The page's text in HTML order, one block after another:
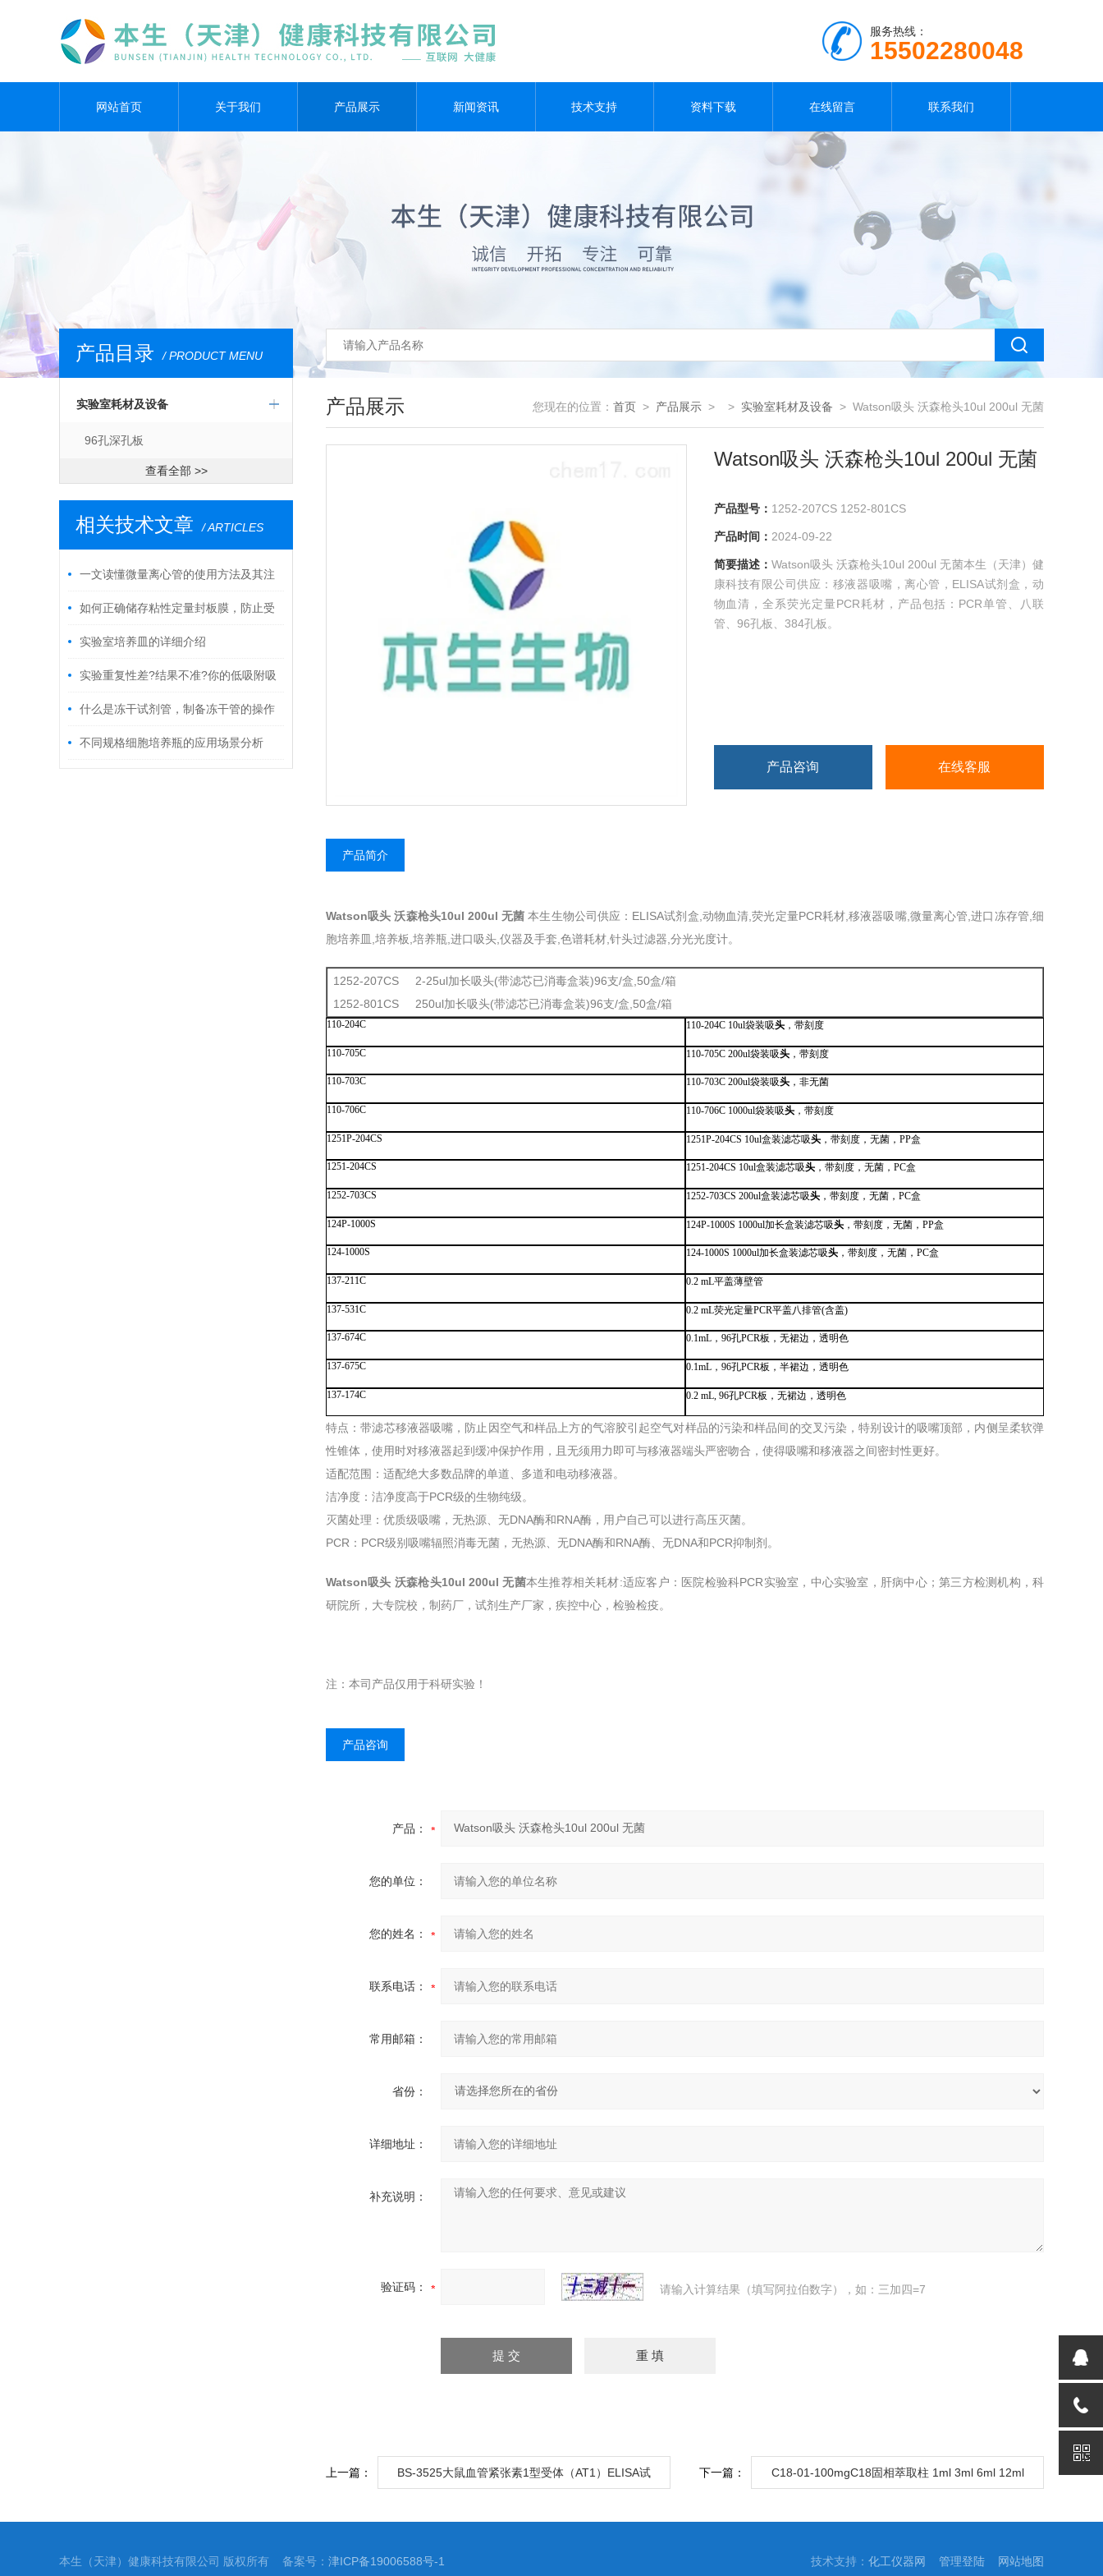
服务热线：
15502280048
网站首页 关于我们 产品展示 新闻资讯 技术支持 资料下载 在线留言 联系我们
产品目录 / PRODUCT MENU
实验室耗材及设备
96孔深孔板
查看全部 >>
相关技术文章 / ARTICLES
一文读懂微量离心管的使用方法及其注
意事项
如何正确储存粘性定量封板膜，防止受
潮?实验室培养皿的详细介绍
实验重复性差?结果不准?你的低吸附吸
头可能没选对!
什么是冻干试剂管，制备冻干管的操作
步骤您知道多少?
不同规格细胞培养瓶的应用场景分析
产品展示 您现在的位置： 首页 > 产品展示 > > 实验室耗材及设备 > Watson吸头 沃森枪头10ul 200ul 无菌
Watson吸头 沃森枪头10ul 200ul 无菌
产品型号： 1252-207CS 1252-801CS
产品时间： 2024-09-22
简要描述： Watson吸头 沃森枪头10ul 200ul 无菌本生（天津）健
康科技有限公司供应：移液器吸嘴，离心管，ELISA试剂盒，动
物血清，全系荧光定量PCR耗材，产品包括：PCR单管、八联
管、96孔板、384孔板。
产品咨询 在线客服
产品简介
Watson吸头 沃森枪头10ul 200ul 无菌 本生生物公司供应：ELISA试剂盒,动物血清,荧光定量PCR耗材,移液器吸嘴,微量离心管,进口冻存管,细
胞培养皿,培养板,培养瓶,进口吸头,仪器及手套,色谱耗材,针头过滤器,分光光度计。
1252-207CS 2-25ul加长吸头(带滤芯已消毒盒装)96支/盒,50盒/箱
1252-801CS 250ul加长吸头(带滤芯已消毒盒装)96支/盒,50盒/箱
110-204C 110-204C 10ul袋装吸头，带刻度
110-705C 110-705C 200ul袋装吸头，带刻度
110-703C 110-703C 200ul袋装吸头，非无菌
110-706C 110-706C 1000ul袋装吸头，带刻度
1251P-204CS 1251P-204CS 10ul盒装滤芯吸头，带刻度，无菌，PP盒
1251-204CS 1251-204CS 10ul盒装滤芯吸头，带刻度，无菌，PC盒
1252-703CS 1252-703CS 200ul盒装滤芯吸头，带刻度，无菌，PC盒
124P-1000S 124P-1000S 1000ul加长盒装滤芯吸头，带刻度，无菌，PP盒
124-1000S 124-1000S 1000ul加长盒装滤芯吸头，带刻度，无菌，PC盒
137-211C 0.2 mL平盖薄壁管
137-531C 0.2 mL荧光定量PCR平盖八排管(含盖)
137-674C 0.1mL，96孔PCR板，无裙边，透明色
137-675C 0.1mL，96孔PCR板，半裙边，透明色
137-174C 0.2 mL, 96孔PCR板，无裙边，透明色
特点：带滤芯移液器吸嘴，防止因空气和样品上方的气溶胶引起空气对样品的污染和样品间的交叉污染，特别设计的吸嘴顶部，内侧呈柔软弹
性锥体，使用时对移液器起到缓冲保护作用，且无须用力即可与移液器端头严密吻合，使得吸嘴和移液器之间密封性更好。
适配范围：适配绝大多数品牌的单道、多道和电动移液器。
洁净度：洁净度高于PCR级的生物纯级。
灭菌处理：优质级吸嘴，无热源、无DNA酶和RNA酶，用户自己可以进行高压灭菌。
PCR：PCR级别吸嘴辐照消毒无菌，无热源、无DNA酶和RNA酶、无DNA和PCR抑制剂。
Watson吸头 沃森枪头10ul 200ul 无菌本生推荐相关耗材:适应客户：医院检验科PCR实验室，中心实验室，肝病中心；第三方检测机构，科
研院所，大专院校，制药厂，试剂生产厂家，疾控中心，检验检疫。
注：本司产品仅用于科研实验！
产品咨询
产品：
您的单位：
您的姓名：
联系电话：
常用邮箱：
省份：
详细地址：
补充说明：
验证码： 请输入计算结果（填写阿拉伯数字），如：三加四=7
上一篇： BS-3525大鼠血管紧张素1型受体（AT1）ELISA试 下一篇： C18-01-100mgC18固相萃取柱 1ml 3ml 6ml 12ml
本生（天津）健康科技有限公司 版权所有 备案号： 津ICP备19006588号-1 技术支持： 化工仪器网 管理登陆 网站地图